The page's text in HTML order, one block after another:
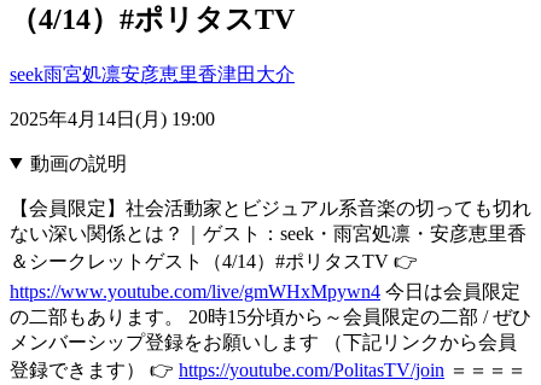
（4/14）#ポリタスTV
seek雨宮処凛安彦恵里香津田大介
2025年4月14日(月) 19:00
動画の説明
【会員限定】社会活動家とビジュアル系音楽の切っても切れ
ない深い関係とは？｜ゲスト：seek・雨宮処凛・安彦恵里香
＆シークレットゲスト（4/14）#ポリタスTV 👉
https://www.youtube.com/live/gmWHxMpywn4 今日は会員限定
の二部もあります。 20時15分頃から～会員限定の二部 / ぜひ
メンバーシップ登録をお願いします （下記リンクから会員
登録できます） 👉 https://youtube.com/PolitasTV/join ＝＝＝＝